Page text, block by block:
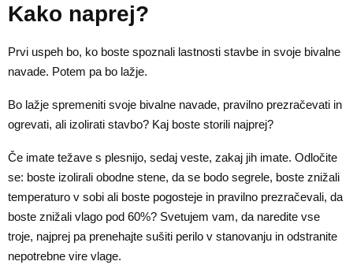
Kako naprej?
Prvi uspeh bo, ko boste spoznali lastnosti stavbe in svoje bivalne
navade. Potem pa bo lažje.
Bo lažje spremeniti svoje bivalne navade, pravilno prezračevati in
ogrevati, ali izolirati stavbo? Kaj boste storili najprej?
Če imate težave s plesnijo, sedaj veste, zakaj jih imate. Odločite
se: boste izolirali obodne stene, da se bodo segrele, boste znižali
temperaturo v sobi ali boste pogosteje in pravilno prezračevali, da
boste znižali vlago pod 60%? Svetujem vam, da naredite vse
troje, najprej pa prenehajte sušiti perilo v stanovanju in odstranite
nepotrebne vire vlage.